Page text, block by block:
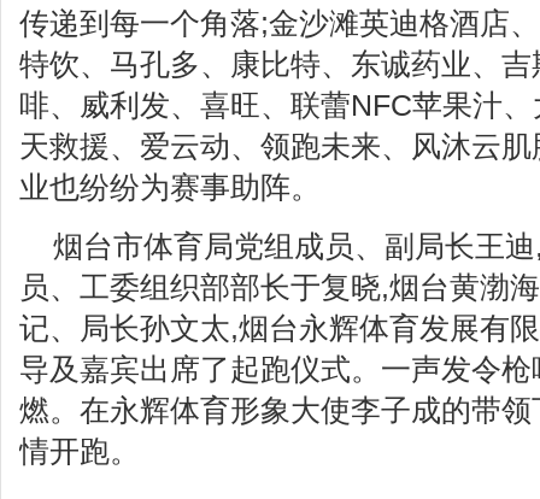
传递到每一个角落;金沙滩英迪格酒店
特饮、马孔多、康比特、东诚药业、
啡、威利发、喜旺、联蕾NFC苹果汁
天救援、爱云动、领跑未来、风沐云
业也纷纷为赛事助阵。
烟台市体育局党组成员、副局长王
员、工委组织部部长于复晓,烟台黄渤
记、局长孙文太,烟台永辉体育发展有
导及嘉宾出席了起跑仪式。一声发令
燃。在永辉体育形象大使李子成的带
情开跑。